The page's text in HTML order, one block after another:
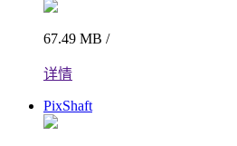
67.49 MB /
详情
PixShaft